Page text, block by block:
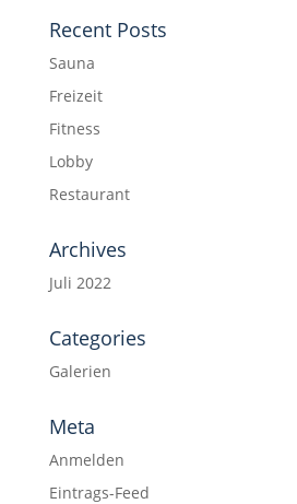
Recent Posts
Sauna
Freizeit
Fitness
Lobby
Restaurant
Archives
Juli 2022
Categories
Galerien
Meta
Anmelden
Eintrags-Feed